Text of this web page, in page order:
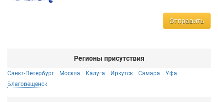
Отправить
Регионы присутствия
Санкт-Петербург Москва Калуга Иркутск Самара
Уфа
Благовещенск